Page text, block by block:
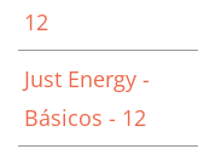
12
Just Energy -
Básicos - 12